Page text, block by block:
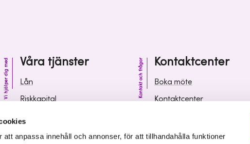
anpassa innehåll och annonser, för att tillhandahålla funktioner
Våra tjänster
Vi hjälper dig med
Lån
Riskkapital
Kunskap och inspiration
Kontaktcenter
Kontakt och frågor
Boka möte
Kontaktcenter
Leverantörsinformation